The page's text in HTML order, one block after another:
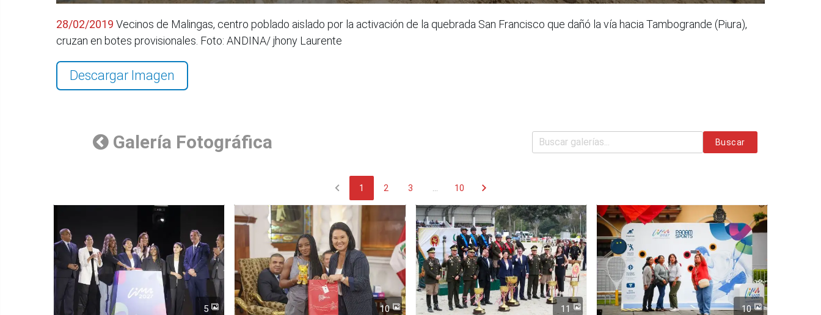
28/02/2019 Vecinos de Malingas, centro poblado aislado por la activación de la quebrada San Francisco que dañó la vía hacia Tambogrande (Piura),
cruzan en botes provisionales. Foto: ANDINA/ jhony Laurente
Descargar Imagen
Galería Fotográfica Buscar
chevron_left 1 2 3 10 chevron_right
5 10 11 10